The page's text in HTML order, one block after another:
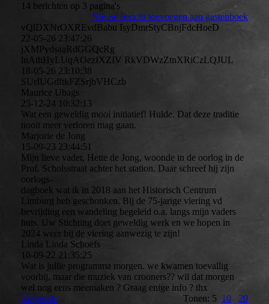
14 berichten op 3 pagina's
Nieuw bericht toevoegen aan gastenboek
vQlDXNrOXREvdBabu IsyDmrStyCBnjFdcHoeD
22-05-26 23:47:26
jXMPydsaaRdGGQcRg
lnAthHyLUqAOezIXZIV RkVDWzZtnXRiCzLQJUL
18-05-26 23:10:38
SUrIUGdftkFZSrjbVHCzb
Maurice Ubags
25-12-24 10:32:13
Wat een geweldig mooi initiatief! Hulde. Dat deze traditie
nooit meer verloren mag gaan.
Marjorie de Jong
15-09-23 23:44:51
Mijn lieve vader, Hette de Jong, woonde in de oorlog in de
Prof. Scholsstraat achter het station. Daar schreef hij zijn
oorlogs-
dagboek wat ik in 2018 aan het Historisch Centrum
Limburg heb geschonken. Bij de 75-jarige viering vd
bevrijding een wandeling begeleid o.a. langs mijn vaders
huis. Uw Stichting doet geweldig werk en we hopen in
2024 weer bij de viering aanwezig te zijn!
Linda Linda Schoefs
10-09-22 21:35:25
Wat is jullie programma morgen. we kwamen toevallig
voorbij, maar die muziek van crooners?? wil dat morgen
wel nog eens meemaken ? Graag enige info ? thx
Volgende
Tonen: 5 10 20